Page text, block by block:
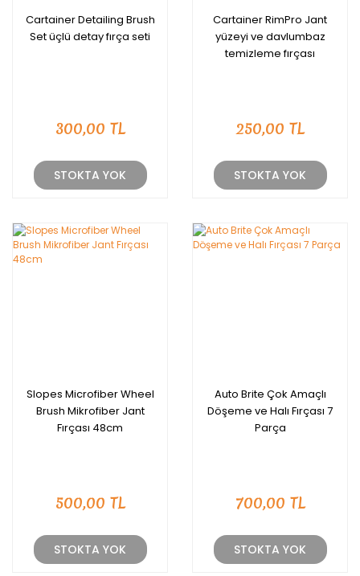
Cartainer Detailing Brush
Set üçlü detay fırça seti
300,00 TL
STOKTA YOK
Cartainer RimPro Jant
yüzeyi ve davlumbaz
temizleme fırçası
250,00 TL
STOKTA YOK
Slopes Microfiber Wheel
Brush Mikrofiber Jant
Fırçası 48cm
500,00 TL
STOKTA YOK
Auto Brite Çok Amaçlı
Döşeme ve Halı Fırçası 7
Parça
700,00 TL
STOKTA YOK